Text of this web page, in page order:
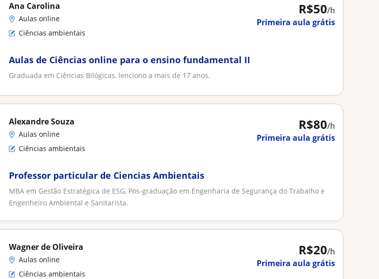
R$50/h
Primeira aula grátis
Ana Carolina
Aulas online
Ciências ambientais
Aulas de Ciências online para o ensino fundamental II
Graduada em Ciências Bilógicas, lenciono a mais de 17 anos.
R$80/h
Primeira aula grátis
Alexandre Souza
Aulas online
Ciências ambientais
Professor particular de Ciencias Ambientais
MBA em Gestão Estratégica de ESG, Pós-graduação em Engenharia de Segurança do Trabalho e
Engenheiro Ambiental e Sanitarista.
R$20/h
Primeira aula grátis
Wagner de Oliveira
Aulas online
Ciências ambientais